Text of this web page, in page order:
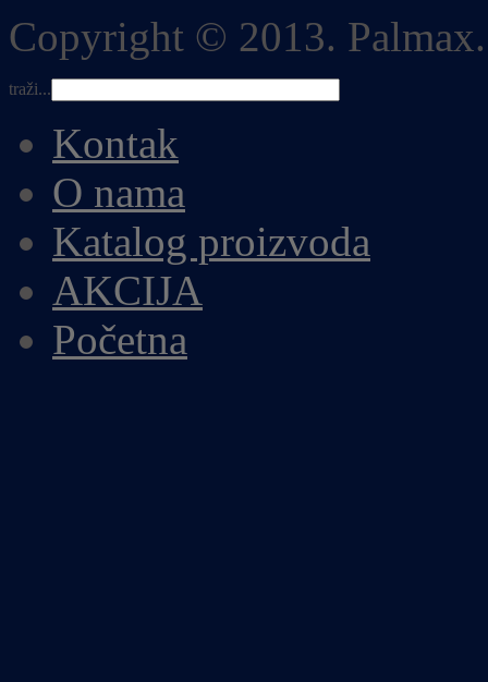
Copyright © 2013.
traži...
Kontak
O nama
Katalog proizvoda
AKCIJA
Početna